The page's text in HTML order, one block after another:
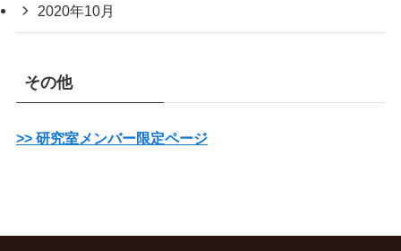
2020年10月
その他
>> 研究室メンバー限定ページ